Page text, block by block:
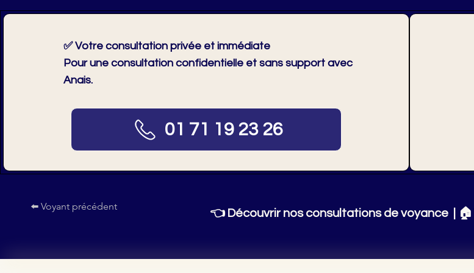
✅ Votre consultation privée et immédiate
Pour une consultation confidentielle et sans support avec
Anais.
01 71 19 23 26
⬅️ Voyant précédent
👈 Découvrir nos consultations de voyance | 🏠